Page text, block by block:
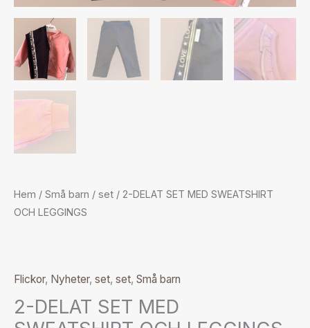
Hem / Små barn / set / 2-DELAT SET MED SWEATSHIRT
OCH LEGGINGS
Flickor, Nyheter, set, set, Små barn
2-DELAT SET MED